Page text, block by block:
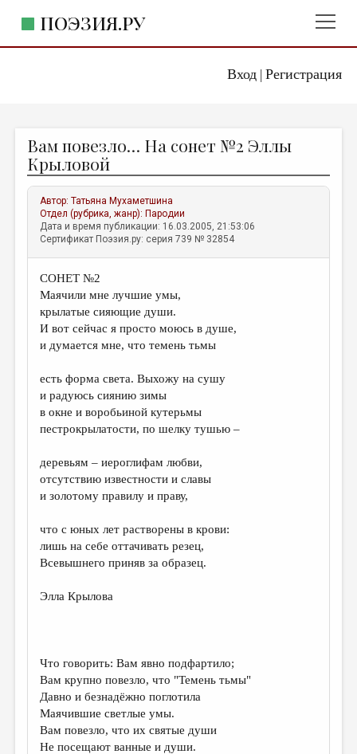
Вход| Регистрация
ПОЭЗИЯ.РУ
ЖАНРЫ
АВТОРЫ
КОММЕНТАРИИ
ЛИТСАЛОН
ПРАВИЛА САЙТА
ОТДЕЛЫ И РУБРИКИ
ИЗБРАННОЕ
ДАЙДЖЕСТ
ПРОИЗВЕДЕНИЯ
ПЕРЕВОДЫ
КОНКУРСЫ
ДЕТСКАЯ КОМНАТА
ОБЗОР ЛИТЕРАТУРЫ
ОБЪЯВЛЕНИЯ
РЕДКОЛЛЕГИЯ
ОТ РЕДАКЦИИ
МАЛАЯ ПРОЗА
ЭССЕИСТИКА
Вам повезло… На сонет №2 Эллы
Крыловой
Автор:Татьяна Мухаметшина
Отдел (рубрика, жанр): Пародии
Дата и время публикации: 16.03.2005, 21:53:06
Сертификат Поэзия.ру: серия 739 № 32854
СОНЕТ №2
Маячили мне лучшие умы,
крылатые сияющие души.
И вот сейчас я просто моюсь в душе,
и думается мне, что темень тьмы
есть форма света. Выхожу на сушу
и радуюсь сиянию зимы
в окне и воробьиной кутерьмы
пестрокрылатости, по шелку тушью –
деревьям – иероглифам любви,
отсутствию известности и славы
и золотому правилу и праву,
что с юных лет растворены в крови:
лишь на себе оттачивать резец,
Всевышнего приняв за образец.
Элла Крылова
Что говорить: Вам явно подфартило;
Вам крупно повезло, что "Темень тьмы"
Давно и безнадёжно поглотила
Маячившие светлые умы.
Вам повезло, что их святые души
Не посещают ванные и души.